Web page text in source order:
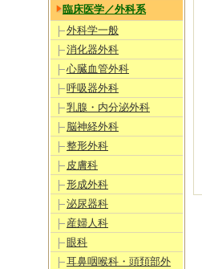
臨床医学／外科系
外科学一般
消化器外科
心臓血管外科
呼吸器外科
乳腺・内分泌外科
脳神経外科
整形外科
皮膚科
形成外科
泌尿器科
産婦人科
眼科
耳鼻咽喉科・頭頚部外